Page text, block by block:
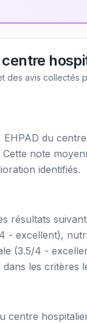
centre
des avis collectés
du
note
identifiés.
résultats
- excellent),
(3.5/4 -
les critères
centre